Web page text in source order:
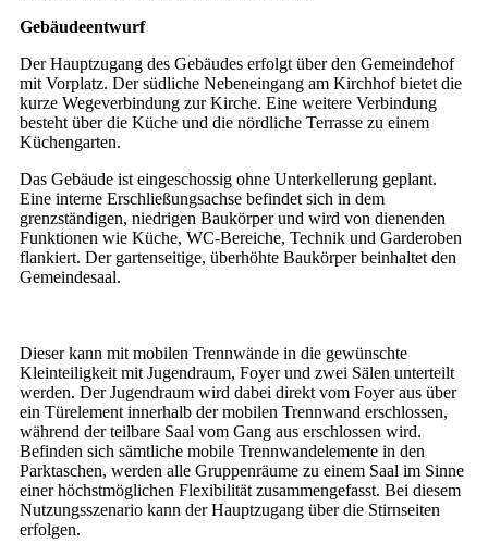
Gebäudeentwurf
Der Hauptzugang des Gebäudes erfolgt über den Gemeindehof
mit Vorplatz. Der südliche Nebeneingang am Kirchhof bietet die
kurze Wegeverbindung zur Kirche. Eine weitere Verbindung
besteht über die Küche und die nördliche Terrasse zu einem
Küchengarten.
Das Gebäude ist eingeschossig ohne Unterkellerung geplant.
Eine interne Erschließungsachse befindet sich in dem
grenzständigen, niedrigen Baukörper und wird von dienenden
Funktionen wie Küche, WC-Bereiche, Technik und Garderoben
flankiert. Der gartenseitige, überhöhte Baukörper beinhaltet den
Gemeindesaal.
Dieser kann mit mobilen Trennwände in die gewünschte
Kleinteiligkeit mit Jugendraum, Foyer und zwei Sälen unterteilt
werden. Der Jugendraum wird dabei direkt vom Foyer aus über
ein Türelement innerhalb der mobilen Trennwand erschlossen,
während der teilbare Saal vom Gang aus erschlossen wird.
Befinden sich sämtliche mobile Trennwandelemente in den
Parktaschen, werden alle Gruppenräume zu einem Saal im Sinne
einer höchstmöglichen Flexibilität zusammengefasst. Bei diesem
Nutzungsszenario kann der Hauptzugang über die Stirnseiten
erfolgen.